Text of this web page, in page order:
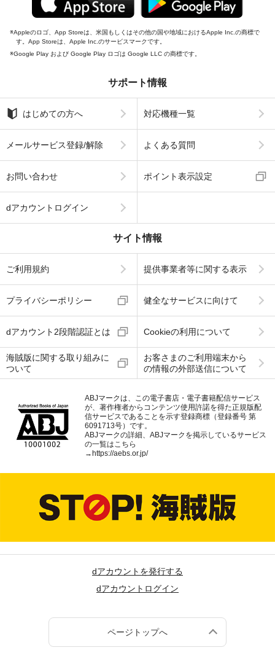
Appleのロゴ、App Storeは、米国もしくはその他の国や地域におけるApple Inc.の商標で
す。App Storeは、Apple Inc.のサービスマークです。
Google Play および Google Play ロゴは Google LLC の商標です。
サポート情報
はじめての方へ 対応機種一覧
メールサービス登録/解除 よくある質問
お問い合わせ ポイント表示設定
dアカウントログイン
サイト情報
ご利用規約 提供事業者等に関する表示
プライバシーポリシー 健全なサービスに向けて
dアカウント2段階認証とは Cookieの利用について
海賊版に関する取り組みに
ついて
お客さまのご利用端末から
の情報の外部送信について
ABJマークは、この電子書店・電子書籍配信サービス
が、著作権者からコンテンツ使用許諾を得た正規版配
信サービスであることを示す登録商標（登録番号 第
6091713号）です。
ABJマークの詳細、ABJマークを掲示しているサービス
の一覧はこちら
→https://aebs.or.jp/
dアカウントを発行する
dアカウントログイン
ページトップへ